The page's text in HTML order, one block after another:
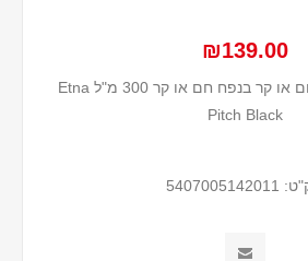
₪139.00
כוס תרמית לקפה חם או קר בנפח חם או קר 300 מ"ל Etna
Pitch Black
5407005142011